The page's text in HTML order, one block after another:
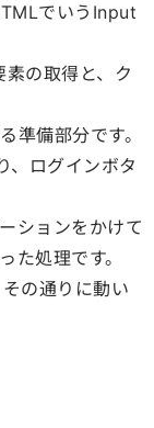
でいうInput
の取得と、ク
準備部分です。
、ログインボタ
ションをかけて
た処理です。
の通りに動い